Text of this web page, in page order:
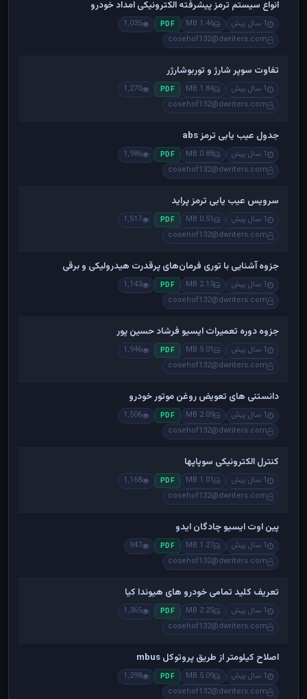
انواع سیستم ترمز پیشرفته الکترونیکی امداد خودرو
1 سال پیش 1.46 MB
PDF
1,035
cosehof132@dwriters.com
تفاوت سوپر شارژ و توربوشارژر
1 سال پیش 1.84 MB
PDF
1,270
cosehof132@dwriters.com
جدول عیب یابی ترمز abs
1 سال پیش 0.88 MB
PDF
1,986
cosehof132@dwriters.com
سرویس عیب یابی ترمز پراید
1 سال پیش 0.51 MB
PDF
1,517
cosehof132@dwriters.com
جزوه آشنایی با توری فرمان‌های پرقدرت هیدرولیکی و برقی
1 سال پیش 2.13 MB
PDF
1,143
cosehof132@dwriters.com
جزوه دوره تعمیرات ایسیو فرشاد حسین پور
1 سال پیش 5.01 MB
PDF
1,946
cosehof132@dwriters.com
دانستنی های تعویض روغن موتور خودرو
1 سال پیش 2.09 MB
PDF
1,506
cosehof132@dwriters.com
کنترل الکترونیکی سوپاپها
1 سال پیش 1.01 MB
PDF
1,168
cosehof132@dwriters.com
پین اوت ایسیو چادگان ایدو
1 سال پیش 1.27 MB
PDF
947
cosehof132@dwriters.com
تعریف کلید تمامی خودرو های هیوندا کیا
1 سال پیش 2.25 MB
PDF
1,365
cosehof132@dwriters.com
اصلاح کیلومتر از طریق پروتوکل mbus
1 سال پیش 5.09 MB
PDF
1,298
cosehof132@dwriters.com